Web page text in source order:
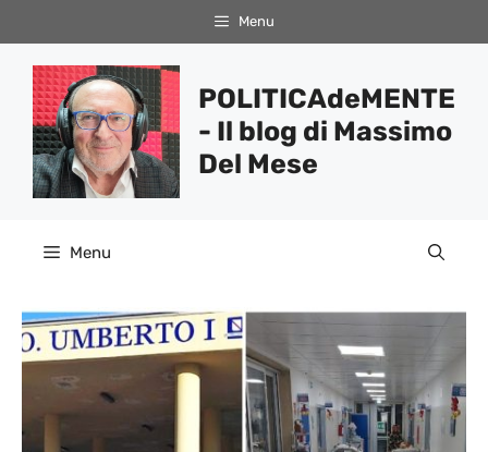
al
contenuto
Menu
POLITICAdeMENTE
- Il blog di Massimo
Del Mese
Menu